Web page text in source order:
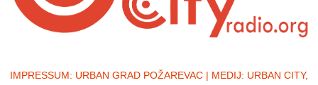
IMPRESSUM: URBAN GRAD POŽAREVAC | MEDIJ: URBAN CITY,